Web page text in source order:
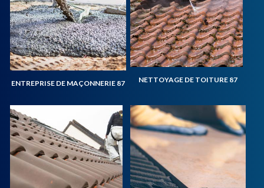
ENTREPRISE DE MAÇONNERIE 87 NETTOYAGE DE TOITURE 87